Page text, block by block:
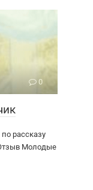
0
рассказу
Молодые